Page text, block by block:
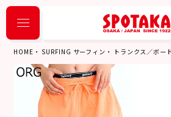
HOME SURFING サーフィン トランクス／ボー